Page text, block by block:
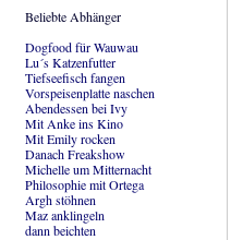
Beliebte Abhänger
Dogfood für Wauwau
Lu´s Katzenfutter
Tiefseefisch fangen
Vorspeisenplatte naschen
Abendessen bei Ivy
Mit Anke ins Kino
Mit Emily rocken
Danach Freakshow
Michelle um Mitternacht
Philosophie mit Ortega
Argh stöhnen
Maz anklingeln
dann beichten